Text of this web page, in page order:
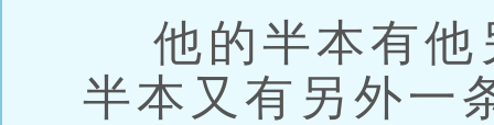
他的半本有他
半本又有另外一